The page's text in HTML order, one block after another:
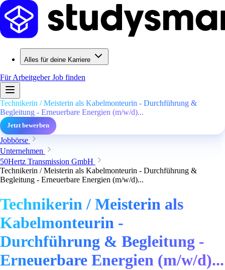
Alles für deine Karriere
Für ArbeitgeberJob finden
Technikerin / Meisterin als Kabelmonteurin - Durchführung &
Begleitung - Erneuerbare Energien (m/w/d)...
Jetzt bewerben
Jobbörse
Unternehmen
50Hertz Transmission GmbH
Technikerin / Meisterin als Kabelmonteurin - Durchführung &
Begleitung - Erneuerbare Energien (m/w/d)...
Technikerin / Meisterin als
Kabelmonteurin -
Durchführung & Begleitung -
Erneuerbare Energien (m/w/d)...